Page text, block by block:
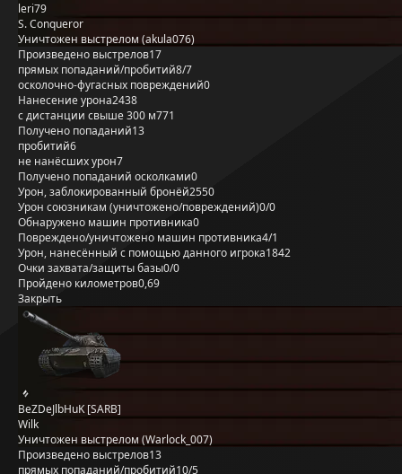
leri79
S. Conqueror
Уничтожен выстрелом (akula076)
Произведено выстрелов17
прямых попаданий/пробитий8/7
осколочно-фугасных повреждений0
Нанесение урона2438
с дистанции свыше 300 м771
Получено попаданий13
пробитий6
не нанёсших урон7
Получено попаданий осколками0
Урон, заблокированный бронёй2550
Урон союзникам (уничтожено/повреждений)0/0
Обнаружено машин противника0
Повреждено/уничтожено машин противника4/1
Урон, нанесённый с помощью данного игрока1842
Очки захвата/защиты базы0/0
Пройдено километров0,69
Закрыть
BeZDeJlbHuK [SARB]
Wilk
Уничтожен выстрелом (Warlock_007)
Произведено выстрелов13
прямых попаданий/пробитий10/5